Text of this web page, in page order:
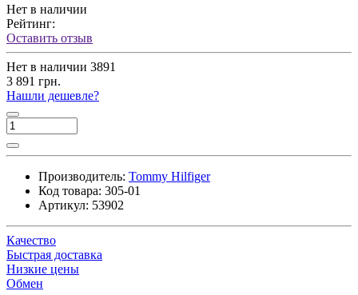
Нет в наличии
Рейтинг:
Оставить отзыв
Нет в наличии 3891
3 891 грн.
Нашли дешевле?
Производитель: Tommy Hilfiger
Код товара: 305-01
Артикул: 53902
Качество
Быстрая доставка
Низкие цены
Обмен